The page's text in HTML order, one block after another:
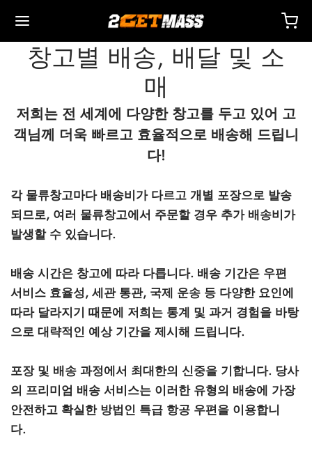
창고별 배송, 배달 및 소
매
저희는 전 세계에 다양한 창고를 두고 있어 고
객님께 더욱 빠르고 효율적으로 배송해 드립니
다!
각 물류창고마다 배송비가 다르고 개별 포장으로 발송
되므로, 여러 물류창고에서 주문할 경우 추가 배송비가
발생할 수 있습니다.
배송 시간은 창고에 따라 다릅니다. 배송 기간은 우편
서비스 효율성, 세관 통관, 국제 운송 등 다양한 요인에
따라 달라지기 때문에 저희는 통계 및 과거 경험을 바탕
으로 대략적인 예상 기간을 제시해 드립니다.
포장 및 배송 과정에서 최대한의 신중을 기합니다. 당사
의 프리미엄 배송 서비스는 이러한 유형의 배송에 가장
안전하고 확실한 방법인 특급 항공 우편을 이용합니
다.
Back
🇪🇺
배송, 배달 및 소매
렉스 🇪🇺
스 인터네셔널 🌍
🌍
다 🇪🇺
Back
🇺🇸
배송, 배달 및 소매
스 🇺🇸
마-미국 🇺🇸
USA 🇺🇸
스 인터네셔널 🌍
Back
🌍
배송, 배달 및 소매
스 인터네셔널 🌍
🌍
SHREE/ POWERBOLIC – 아시아 🇺🇸 🌍
파마 🇪🇺🌍
Back
토스테론 시피오네이트(DHB)
(이퀴포이즈)
라볼린(난드롤론 데카노에이트)
볼 주사제(메탄디에논)
이드 혼합제(주사제)
Back
론(드로스타놀론) 주사제
론(드로스타놀론) 에난테이트
Back
론
론 아세테이트
론 에난테이트
란(트렌볼론 헥사)
트렌
Back
스테론
스테론 베이스(현탁액)
스테론 시피오네이트
스테론 에난테이트
스토스테론
스테론 프로피오네이트
Back
롤(옥시메톨론) 경구
테롤
아나볼(메탄디에논)
스틴(플루옥시메스테론)
롤(메타스테론)
Back
/ T6
토멜
혼합
Back
덱스(아나스트로졸)
스탄(아로마신)
성선자극호르몬
졸(페마라)
Back
세서리
액 산소화
인간 성장 호르몬)
드 I
드 II
Back
액세서리
사용 주사기
Back
드 I
르
론
2
Back
드 II
1-29
신
루티드
Back
감량
테롤
몰
토멜
보티록신
루티드
Back
– 리간드롤
– 오스타린
– 이부타모렌
140 – 테스톨론
Back
이징 팩
량 팩
인 팩
게인 팩
Back
다
센터
– 자주 묻는 질문
그
레터
추적
Back
제
법
에 대한 비용을 지불하세요
인
코인
신용카드